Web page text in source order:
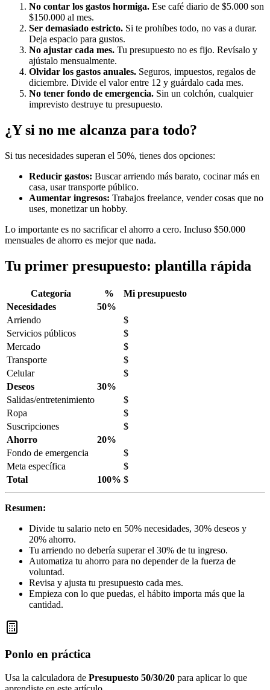
No contar los gastos hormiga. Ese café diario de $5.000 son
$150.000 al mes.
Ser demasiado estricto. Si te prohíbes todo, no vas a durar.
Deja espacio para gustos.
No ajustar cada mes. Tu presupuesto no es fijo. Revísalo y
ajústalo mensualmente.
Olvidar los gastos anuales. Seguros, impuestos, regalos de
diciembre. Divide el valor entre 12 y guárdalo cada mes.
No tener fondo de emergencia. Sin un colchón, cualquier
imprevisto destruye tu presupuesto.
¿Y si no me alcanza para todo?
Si tus necesidades superan el 50%, tienes dos opciones:
Reducir gastos: Buscar arriendo más barato, cocinar más en
casa, usar transporte público.
Aumentar ingresos: Trabajos freelance, vender cosas que no
uses, monetizar un hobby.
Lo importante es no sacrificar el ahorro a cero. Incluso $50.000
mensuales de ahorro es mejor que nada.
Tu primer presupuesto: plantilla rápida
Categoría %
Mi presupuesto
Necesidades
50%
Arriendo
$
Servicios públicos
$
Mercado
$
Transporte
$
Celular
$
Deseos
30%
Salidas/entretenimiento
$
Ropa
$
Suscripciones
$
Ahorro
20%
Fondo de emergencia
$
Meta específica
$
Total
100% $
Resumen:
Divide tu salario neto en 50% necesidades, 30% deseos y
20% ahorro.
Tu arriendo no debería superar el 30% de tu ingreso.
Automatiza tu ahorro para no depender de la fuerza de
voluntad.
Revisa y ajusta tu presupuesto cada mes.
Empieza con lo que puedas, el hábito importa más que la
cantidad.
Ponlo en práctica
Usa la calculadora de Presupuesto 50/30/20 para aplicar lo que